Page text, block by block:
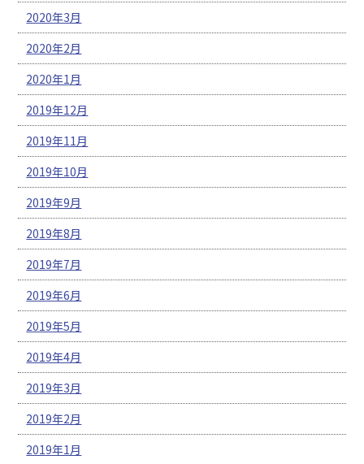
2020年3月
2020年2月
2020年1月
2019年12月
2019年11月
2019年10月
2019年9月
2019年8月
2019年7月
2019年6月
2019年5月
2019年4月
2019年3月
2019年2月
2019年1月